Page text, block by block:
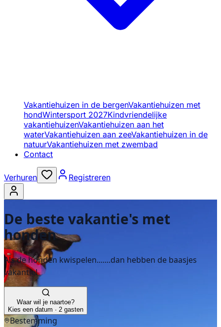
Vakantiehuizen in de bergenVakantiehuizen met
hondWintersport 2027Kindvriendelijke
vakantiehuizenVakantiehuizen aan het
waterVakantiehuizen aan zeeVakantiehuizen in de
natuurVakantiehuizen met zwembad
Contact
Verhuren Registreren
De beste vakantie's met
honden
Als de honden kwispelen.......dan hebben de baasjes
vakantie!
Waar wil je naartoe?
Kies een datum · 2 gasten
Bestemming